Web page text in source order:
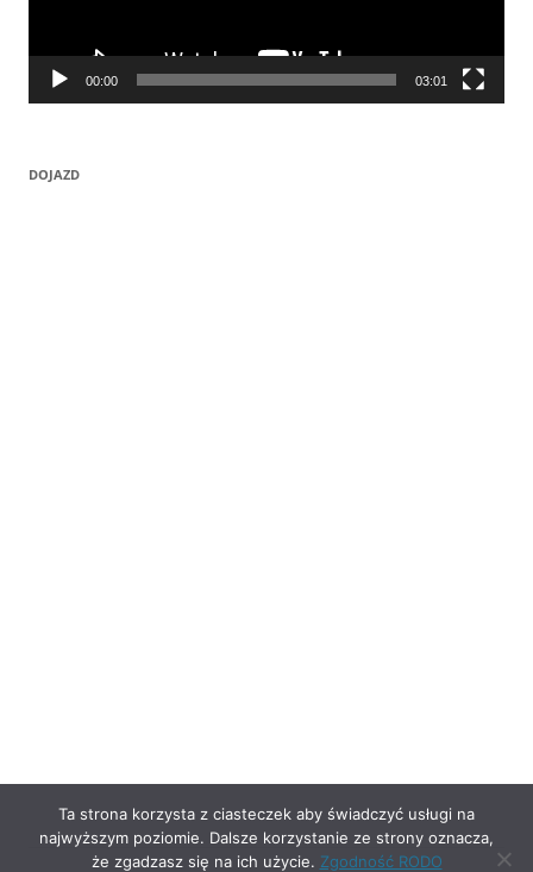
00:00 03:01
DOJAZD
Ta strona korzysta z ciasteczek aby świadczyć usługi na
najwyższym poziomie. Dalsze korzystanie ze strony oznacza,
że zgadzasz się na ich użycie. Zgodność RODO